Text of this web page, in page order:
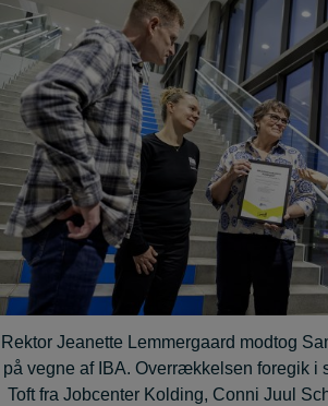
Rektor Jeanette Lemmergaard modtog
på vegne af IBA. Overrækkelsen foregik i
Toft fra Jobcenter Kolding, Conni Juul